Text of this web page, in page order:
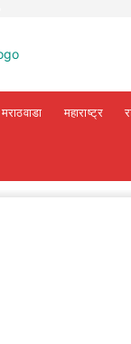
मराठवाडा महाराष्ट्र